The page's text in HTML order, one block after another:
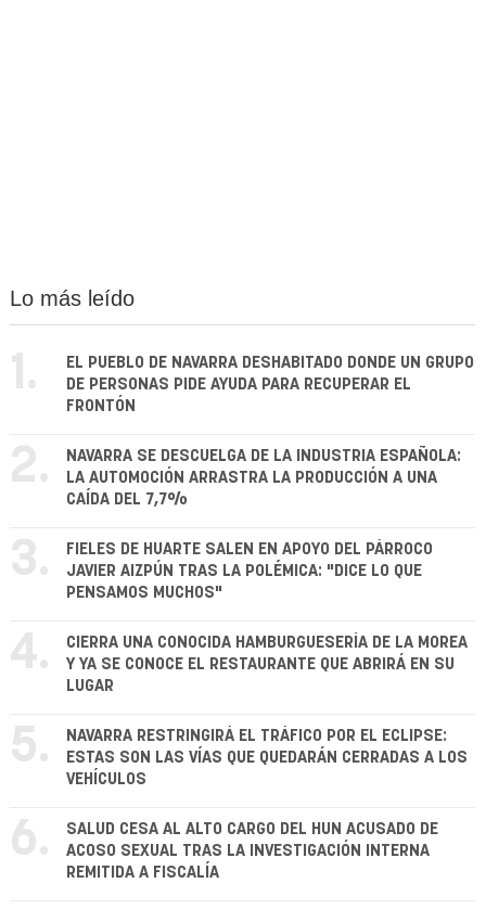
Lo más leído
1.
EL PUEBLO DE NAVARRA DESHABITADO DONDE UN GRUPO
DE PERSONAS PIDE AYUDA PARA RECUPERAR EL
FRONTÓN
2.
NAVARRA SE DESCUELGA DE LA INDUSTRIA ESPAÑOLA:
LA AUTOMOCIÓN ARRASTRA LA PRODUCCIÓN A UNA
CAÍDA DEL 7,7%
3.
FIELES DE HUARTE SALEN EN APOYO DEL PÁRROCO
JAVIER AIZPÚN TRAS LA POLÉMICA: "DICE LO QUE
PENSAMOS MUCHOS"
4.
CIERRA UNA CONOCIDA HAMBURGUESERÍA DE LA MOREA
Y YA SE CONOCE EL RESTAURANTE QUE ABRIRÁ EN SU
LUGAR
5.
NAVARRA RESTRINGIRÁ EL TRÁFICO POR EL ECLIPSE:
ESTAS SON LAS VÍAS QUE QUEDARÁN CERRADAS A LOS
VEHÍCULOS
6.
SALUD CESA AL ALTO CARGO DEL HUN ACUSADO DE
ACOSO SEXUAL TRAS LA INVESTIGACIÓN INTERNA
REMITIDA A FISCALÍA